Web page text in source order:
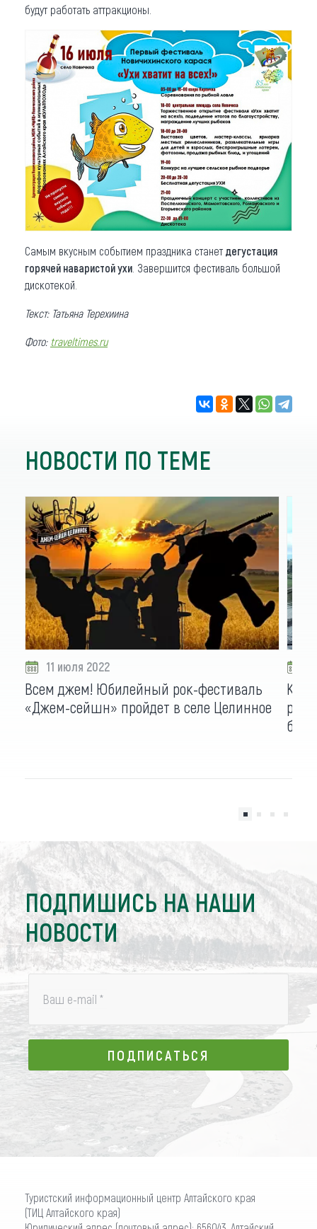
будут работать аттракционы.
Самым вкусным событием праздника станет дегустация
горячей наваристой ухи . Завершится фестиваль большой
дискотекой.
Текст: Татьяна Терехиина
Фото: traveltimes.ru
НОВОСТИ ПО ТЕМЕ
11 июля 2022
Всем джем! Юбилейный рок-фестиваль
«Джем-сейшн» пройдет в селе Целинное
ПОДПИШИСЬ НА НАШИ
НОВОСТИ
Ваш e-mail *
ПОДПИСАТЬСЯ
ПОДПИСАТЬСЯ
Туристский информационный центр Алтайского края
(ТИЦ Алтайского края)